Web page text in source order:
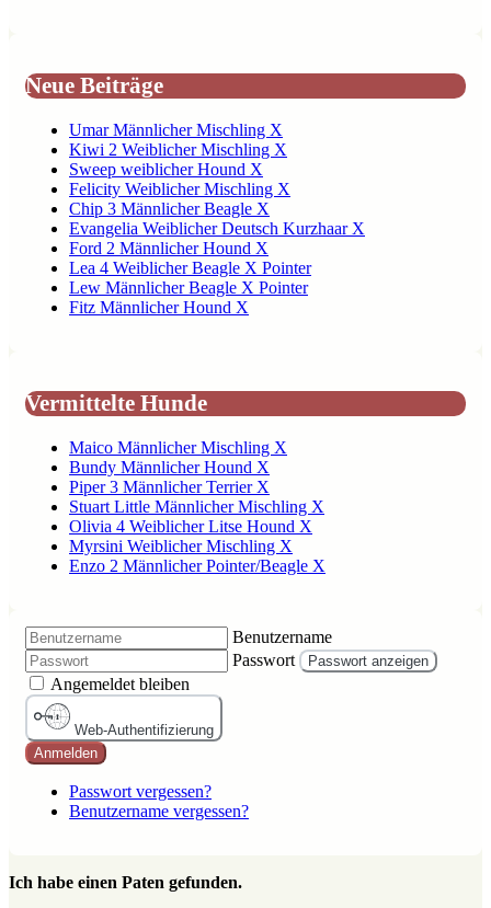
Neue Beiträge
Umar Männlicher Mischling X
Kiwi 2 Weiblicher Mischling X
Sweep weiblicher Hound X
Felicity Weiblicher Mischling X
Chip 3 Männlicher Beagle X
Evangelia Weiblicher Deutsch Kurzhaar X
Ford 2 Männlicher Hound X
Lea 4 Weiblicher Beagle X Pointer
Lew Männlicher Beagle X Pointer
Fitz Männlicher Hound X
Vermittelte Hunde
Maico Männlicher Mischling X
Bundy Männlicher Hound X
Piper 3 Männlicher Terrier X
Stuart Little Männlicher Mischling X
Olivia 4 Weiblicher Litse Hound X
Myrsini Weiblicher Mischling X
Enzo 2 Männlicher Pointer/Beagle X
Benutzername
Passwort
Passwort anzeigen
Angemeldet bleiben
Web-Authentifizierung
Anmelden
Passwort vergessen?
Benutzername vergessen?
Ich habe einen Paten gefunden.